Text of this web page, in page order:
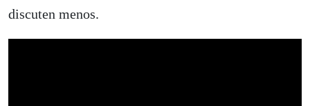
discuten menos.